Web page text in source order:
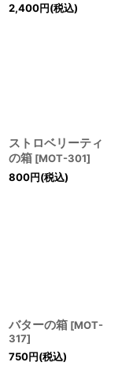
2,400円(税込)
ストロベリーティ
の箱 [MOT-301]
800円(税込)
バターの箱 [MOT-
317]
750円(税込)